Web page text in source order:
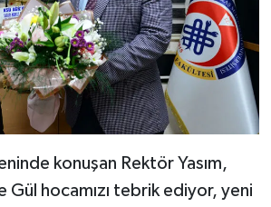
konuşan Rektör Yasım,
Gül hocamızı tebrik ediyor, yeni